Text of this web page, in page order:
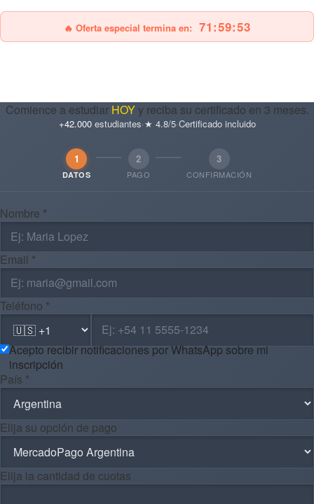
🔥 Oferta especial termina en: 71:59:52
Comience a estudiar HOYy reciba su certificado en 3 meses.
+42.000estudiantes·★ 4.8/5·Certificado incluido
1
DATOS
2
PAGO
3
CONFIRMACIÓN
Nombre *
Email *
Teléfono *
Acepto recibir notificaciones por WhatsApp sobre mi
inscripción
País *
Elija su opción de pago
Elija la cantidad de cuotas